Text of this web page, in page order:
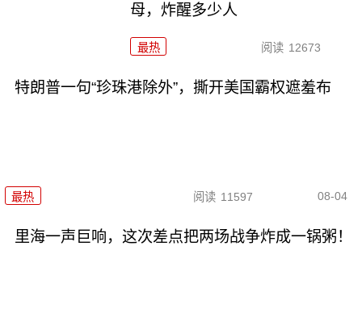
母，炸醒多少人
最热 阅读 12673
特朗普一句“珍珠港除外”，撕开美国霸权遮羞布
最热 阅读 11597 08-04
里海一声巨响，这次差点把两场战争炸成一锅粥！